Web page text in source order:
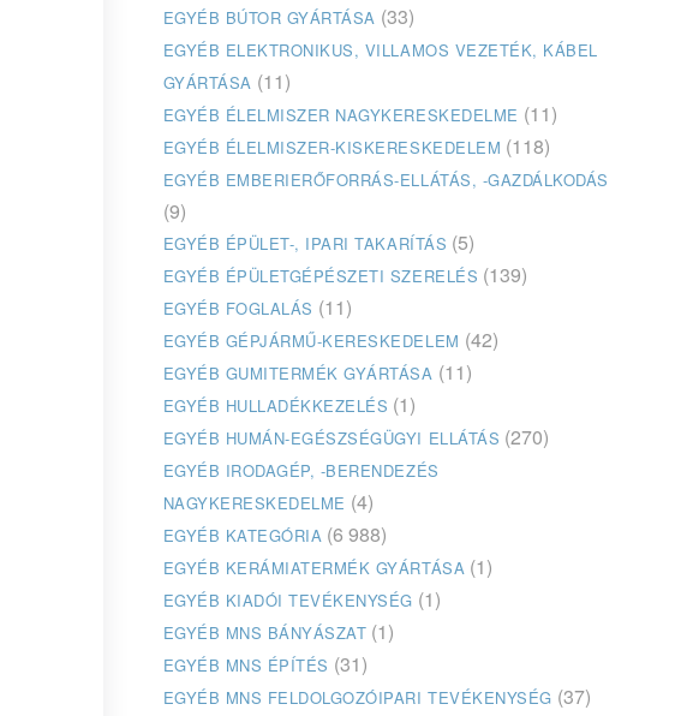
EGYÉB BÚTOR GYÁRTÁSA (33)
EGYÉB ELEKTRONIKUS, VILLAMOS VEZETÉK, KÁBEL
GYÁRTÁSA (11)
EGYÉB ÉLELMISZER NAGYKERESKEDELME (11)
EGYÉB ÉLELMISZER-KISKERESKEDELEM (118)
EGYÉB EMBERIERŐFORRÁS-ELLÁTÁS, -GAZDÁLKODÁS
(9)
EGYÉB ÉPÜLET-, IPARI TAKARÍTÁS (5)
EGYÉB ÉPÜLETGÉPÉSZETI SZERELÉS (139)
EGYÉB FOGLALÁS (11)
EGYÉB GÉPJÁRMŰ-KERESKEDELEM (42)
EGYÉB GUMITERMÉK GYÁRTÁSA (11)
EGYÉB HULLADÉKKEZELÉS (1)
EGYÉB HUMÁN-EGÉSZSÉGÜGYI ELLÁTÁS (270)
EGYÉB IRODAGÉP, -BERENDEZÉS
NAGYKERESKEDELME (4)
EGYÉB KATEGÓRIA (6 988)
EGYÉB KERÁMIATERMÉK GYÁRTÁSA (1)
EGYÉB KIADÓI TEVÉKENYSÉG (1)
EGYÉB MNS BÁNYÁSZAT (1)
EGYÉB MNS ÉPÍTÉS (31)
EGYÉB MNS FELDOLGOZÓIPARI TEVÉKENYSÉG (37)